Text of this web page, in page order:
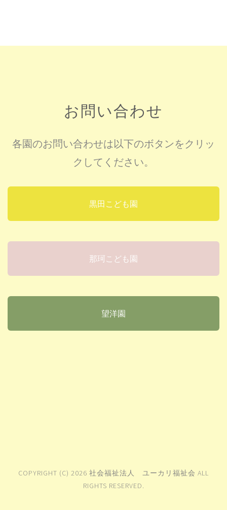
お問い合わせ
各園のお問い合わせは以下のボタンをクリッ
クしてください。
黒田こども園
那珂こども園
望洋園
COPYRIGHT (C) 2026 社会福祉法人 ユーカリ福祉会 ALL
RIGHTS RESERVED.